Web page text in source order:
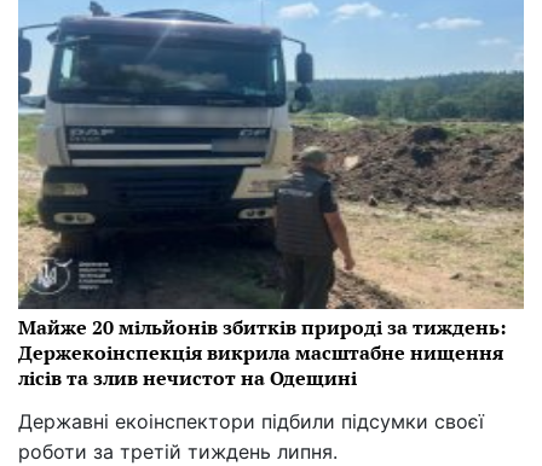
Майже 20 мільйонів збитків природі за тиждень:
Держекоінспекція викрила масштабне нищення
лісів та злив нечистот на Одещині
Державні екоінспектори підбили підсумки своєї
роботи за третій тиждень липня.